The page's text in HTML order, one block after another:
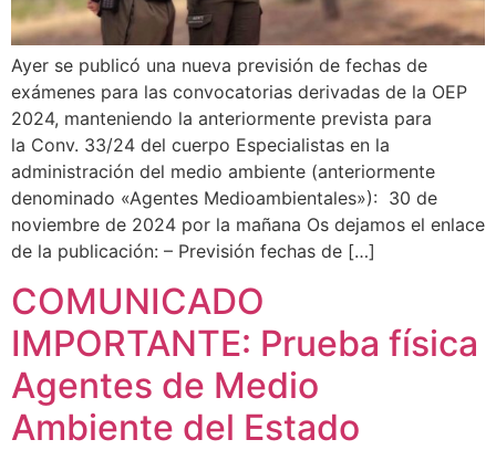
Ayer se publicó una nueva previsión de fechas de
exámenes para las convocatorias derivadas de la OEP
2024, manteniendo la anteriormente prevista para
la Conv. 33/24 del cuerpo Especialistas en la
administración del medio ambiente (anteriormente
denominado «Agentes Medioambientales»): 30 de
noviembre de 2024 por la mañana Os dejamos el enlace
de la publicación: – Previsión fechas de […]
COMUNICADO
IMPORTANTE: Prueba física
Agentes de Medio
Ambiente del Estado